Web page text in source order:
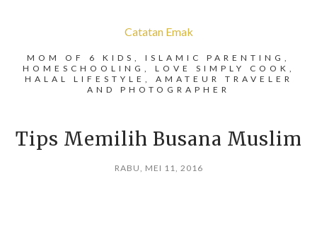
Catatan Emak
MOM OF 6 KIDS, ISLAMIC PARENTING,
HOMESCHOOLING, LOVE SIMPLY COOK,
HALAL LIFESTYLE, AMATEUR TRAVELER
AND PHOTOGRAPHER
Tips Memilih Busana Muslim
RABU, MEI 11, 2016